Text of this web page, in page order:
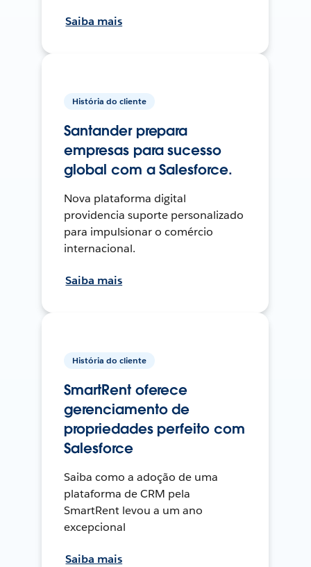
Saiba mais
História do cliente
Santander prepara
empresas para sucesso
global com a Salesforce.
Nova plataforma digital
providencia suporte personalizado
para impulsionar o comércio
internacional.
Saiba mais
História do cliente
SmartRent oferece
gerenciamento de
propriedades perfeito com
Salesforce
Saiba como a adoção de uma
plataforma de CRM pela
SmartRent levou a um ano
excepcional
Saiba mais